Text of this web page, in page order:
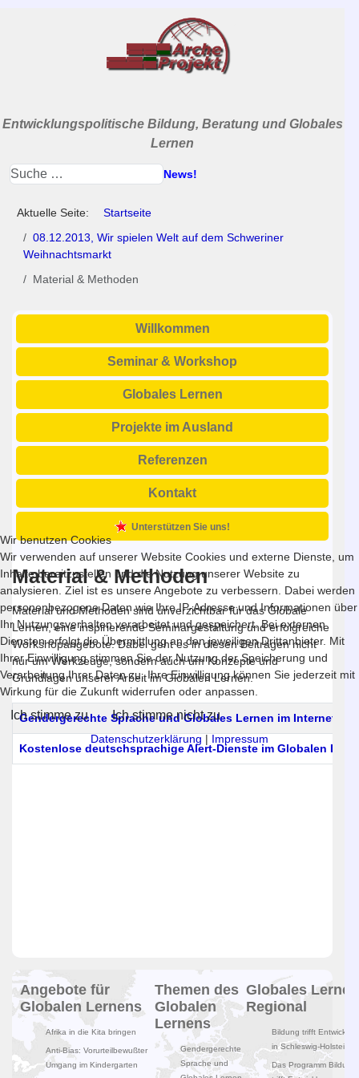
Entwicklungspolitische Bildung, Beratung und Globales
Lernen
News!
Aktuelle Seite:
Startseite
08.12.2013, Wir spielen Welt auf dem Schweriner
Weihnachtsmarkt
Material & Methoden
Willkommen
Seminar & Workshop
Globales Lernen
Projekte im Ausland
Referenzen
Kontakt
Unterstützen Sie uns!
Material & Methoden
Material und Methoden sind unverzichtbar für das Globale
Lernen, eine inspirierende Seminargestaltung und erfolgreiche
Workshopangebote. Dabei geht es in diesen Beiträgen nicht
nur um Werkzeuge, sondern auch um Konzepte und
Grundlagen unserer Arbeit im Globalen Lernen.
Titel
Gendergerechte Sprache und Globales Lernen im Internet I
Kostenlose deutschsprachige Alert-Dienste im Globalen
Angebote für
Globalen Lernens
Afrika in die Kita bringen
Anti-Bias: Vorurteilbewußter
Umgang im Kindergarten
Themen des
Globalen
Lernens
Gendergerechte
Sprache und
Globales Lernen
Regional
Bildung trifft
in Schleswig-Holstein
Das Programm Bildung
Wir benutzen Cookies
Wir verwenden auf unserer Website Cookies und externe Dienste, um
Inhalte bereitzustellen und die Nutzung unserer Website zu
analysieren. Ziel ist es unsere Angebote zu verbessern. Dabei werden
personenbezogene Daten wie Ihre IP-Adresse und Informationen über
Ihr Nutzungsverhalten verarbeitet und gespeichert. Bei externen
Diensten erfolgt die Übermittlung an den jeweiligen Drittanbieter. Mit
Ihrer Einwilligung stimmen Sie der Nutzung der Speicherung und
Verarbeitung Ihrer Daten zu. Ihre Einwilligung können Sie jederzeit mit
Wirkung für die Zukunft widerrufen oder anpassen.
Ich stimme zu Ich stimme nicht zu
Datenschutzerklärung | Impressum